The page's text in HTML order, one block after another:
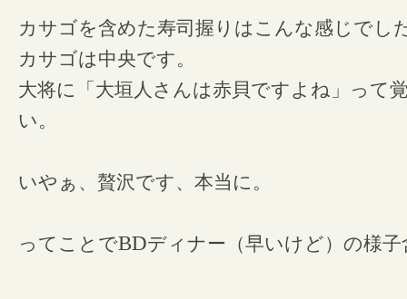
カサゴを含めた寿司握りはこんな感じでし
カサゴは中央です。
大将に「大垣人さんは赤貝ですよね」って
い。
いやぁ、贅沢です、本当に。
ってことでBDディナー（早いけど）の様子